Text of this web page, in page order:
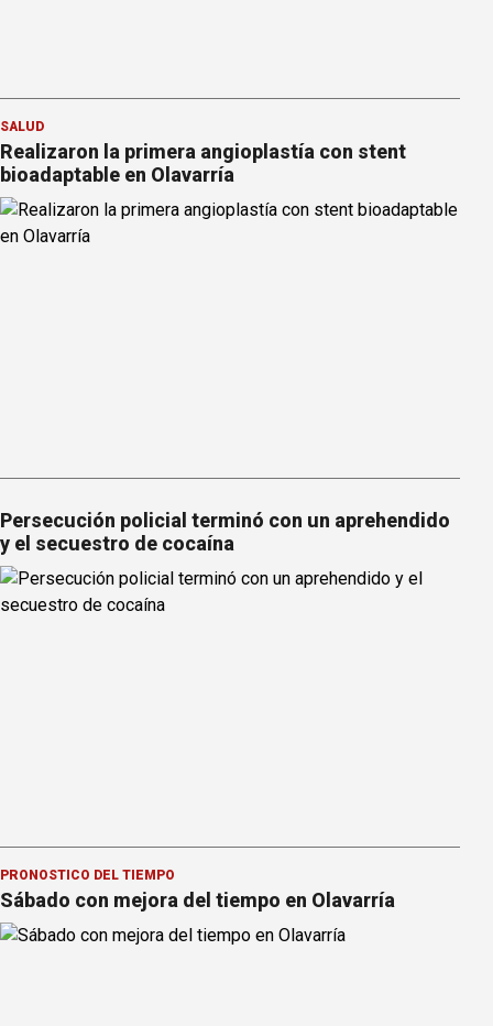
SALUD
Realizaron la primera angioplastía con stent
bioadaptable en Olavarría
Persecución policial terminó con un aprehendido
y el secuestro de cocaína
PRONOSTICO DEL TIEMPO
Sábado con mejora del tiempo en Olavarría